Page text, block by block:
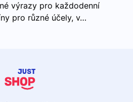
výrazy pro každodenní
pro různé účely, v…